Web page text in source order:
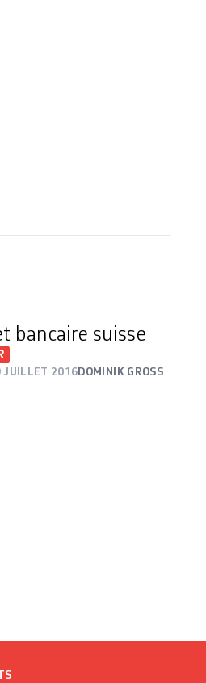
bancaire suisse
JUILLET 2016 DOMINIK GROSS